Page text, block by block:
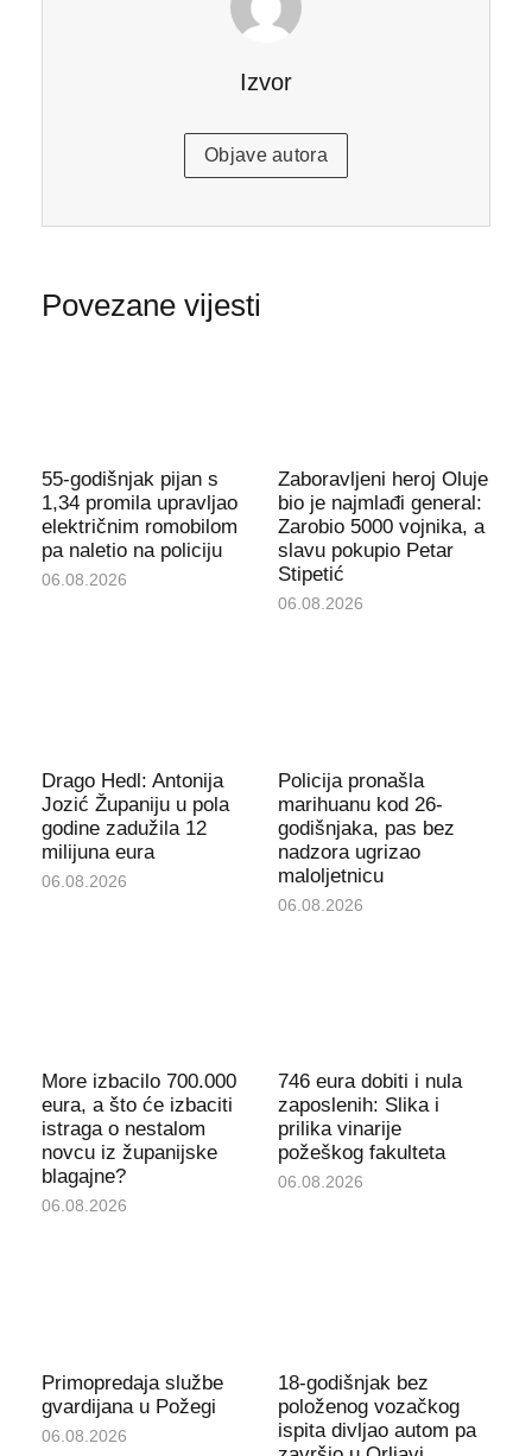
Izvor
Objave autora
Povezane vijesti
55-godišnjak pijan s
1,34 promila upravljao
električnim romobilom
pa naletio na policiju
06.08.2026
Zaboravljeni heroj Oluje
bio je najmlađi general:
Zarobio 5000 vojnika, a
slavu pokupio Petar
Stipetić
06.08.2026
Drago Hedl: Antonija
Jozić Županiju u pola
godine zadužila 12
milijuna eura
06.08.2026
Policija pronašla
marihuanu kod 26-
godišnjaka, pas bez
nadzora ugrizao
maloljetnicu
06.08.2026
More izbacilo 700.000
eura, a što će izbaciti
istraga o nestalom
novcu iz županijske
blagajne?
06.08.2026
746 eura dobiti i nula
zaposlenih: Slika i
prilika vinarije
požeškog fakulteta
06.08.2026
Primopredaja službe
gvardijana u Požegi
06.08.2026
18-godišnjak bez
položenog vozačkog
ispita divljao autom pa